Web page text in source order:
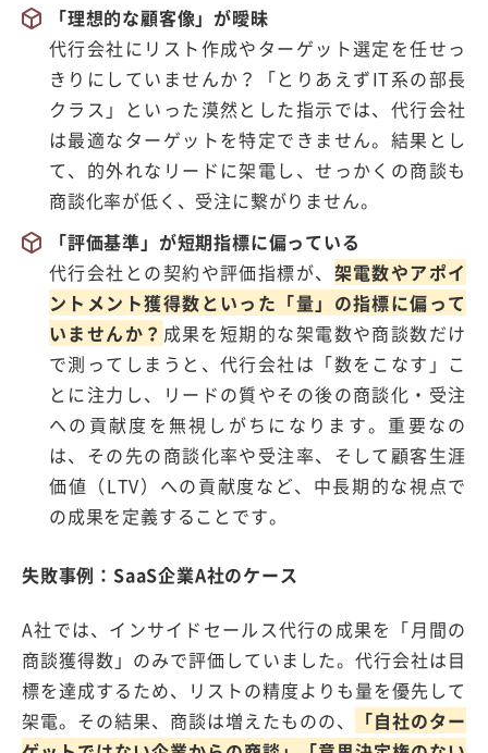
「理想的な顧客像」が曖昧
代行会社にリスト作成やターゲット選定を任せっ
きりにしていませんか？「とりあえずIT系の部長
クラス」といった漠然とした指示では、代行会社
は最適なターゲットを特定できません。結果とし
て、的外れなリードに架電し、せっかくの商談も
商談化率が低く、受注に繋がりません。
「評価基準」が短期指標に偏っている
代行会社との契約や評価指標が、 架電数やアポイ
ントメント獲得数といった「量」の指標に偏って
いませんか？ 成果を短期的な架電数や商談数だけ
で測ってしまうと、代行会社は「数をこなす」こ
とに注力し、リードの質やその後の商談化・受注
への貢献度を無視しがちになります。重要なの
は、その先の商談化率や受注率、そして顧客生涯
価値（LTV）への貢献度など、中長期的な視点で
の成果を定義することです。
失敗事例：SaaS企業A社のケース
A社では、インサイドセールス代行の成果を「月間の
商談獲得数」のみで評価していました。代行会社は目
標を達成するため、リストの精度よりも量を優先して
架電。その結果、商談は増えたものの、
「自社のター